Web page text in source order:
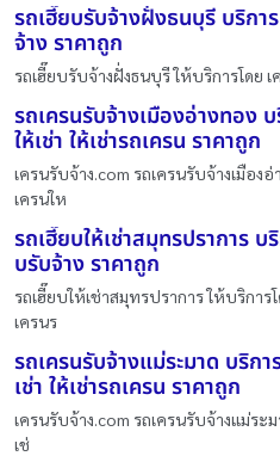
รถเฮี๊ยบรับจ้างฝั่งธนบุรี บริกา
จ้าง ราคาถูก
รถเฮี๊ยบรับจ้างฝั่งธนบุรี ให้บริการโดย
รถเครนรับจ้างเมืองอ่างทอง
ให้เช่า ให้เช่ารถเครน ราคาถูก
เครนรับจ้าง.com รถเครนรับจ้างเมือง
เครนให
รถเฮี๊ยบให้เช่าสมุทรปราการ บ
บรับจ้าง ราคาถูก
รถเฮี๊ยบให้เช่าสมุทรปราการ ให้บริการ
เครนร
รถเครนรับจ้างแม่ระมาด บริกา
เช่า ให้เช่ารถเครน ราคาถูก
เครนรับจ้าง.com รถเครนรับจ้างแม่ระ
เช่